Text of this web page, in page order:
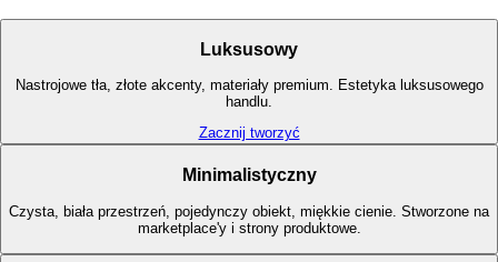
Luksusowy
Nastrojowe tła, złote akcenty, materiały premium. Estetyka luksusowego
handlu.
Zacznij tworzyć
Minimalistyczny
Czysta, biała przestrzeń, pojedynczy obiekt, miękkie cienie. Stworzone na
marketplace'y i strony produktowe.